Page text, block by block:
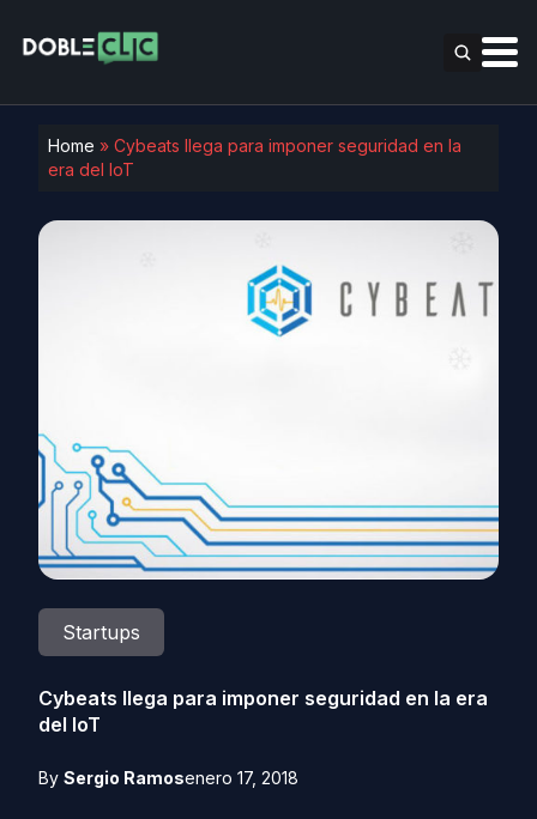
Home » Cybeats llega para imponer seguridad en la
era del IoT
Startups
Cybeats llega para imponer seguridad en la era
del IoT
By Sergio Ramosenero 17, 2018